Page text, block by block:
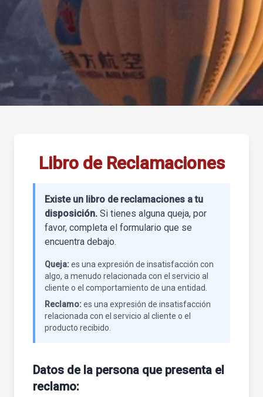
Libro de Reclamaciones
Existe un libro de reclamaciones a tu
disposición. Si tienes alguna queja, por
favor, completa el formulario que se
encuentra debajo.
Queja:es una expresión de insatisfacción con
algo, a menudo relacionada con el servicio al
cliente o el comportamiento de una entidad.
Reclamo:es una expresión de insatisfacción
relacionada con el servicio al cliente o el
producto recibido.
Datos de la persona que presenta el
reclamo: